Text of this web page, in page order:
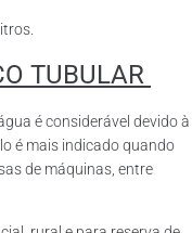
TUBULAR
é considerável devido à
é mais indicado quando
de máquinas, entre